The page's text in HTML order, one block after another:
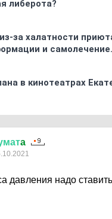
либерота?
за халатности
и самолечение.
в кинотеатрах
a
давления надо ставить